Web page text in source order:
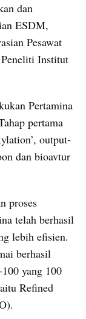
dan
ESDM,
Pesawat
Institut
Pertamina
pertama
output-
dan bioavtur
proses
telah berhasil
lebih efisien.
berhasil
yang 100
Refined